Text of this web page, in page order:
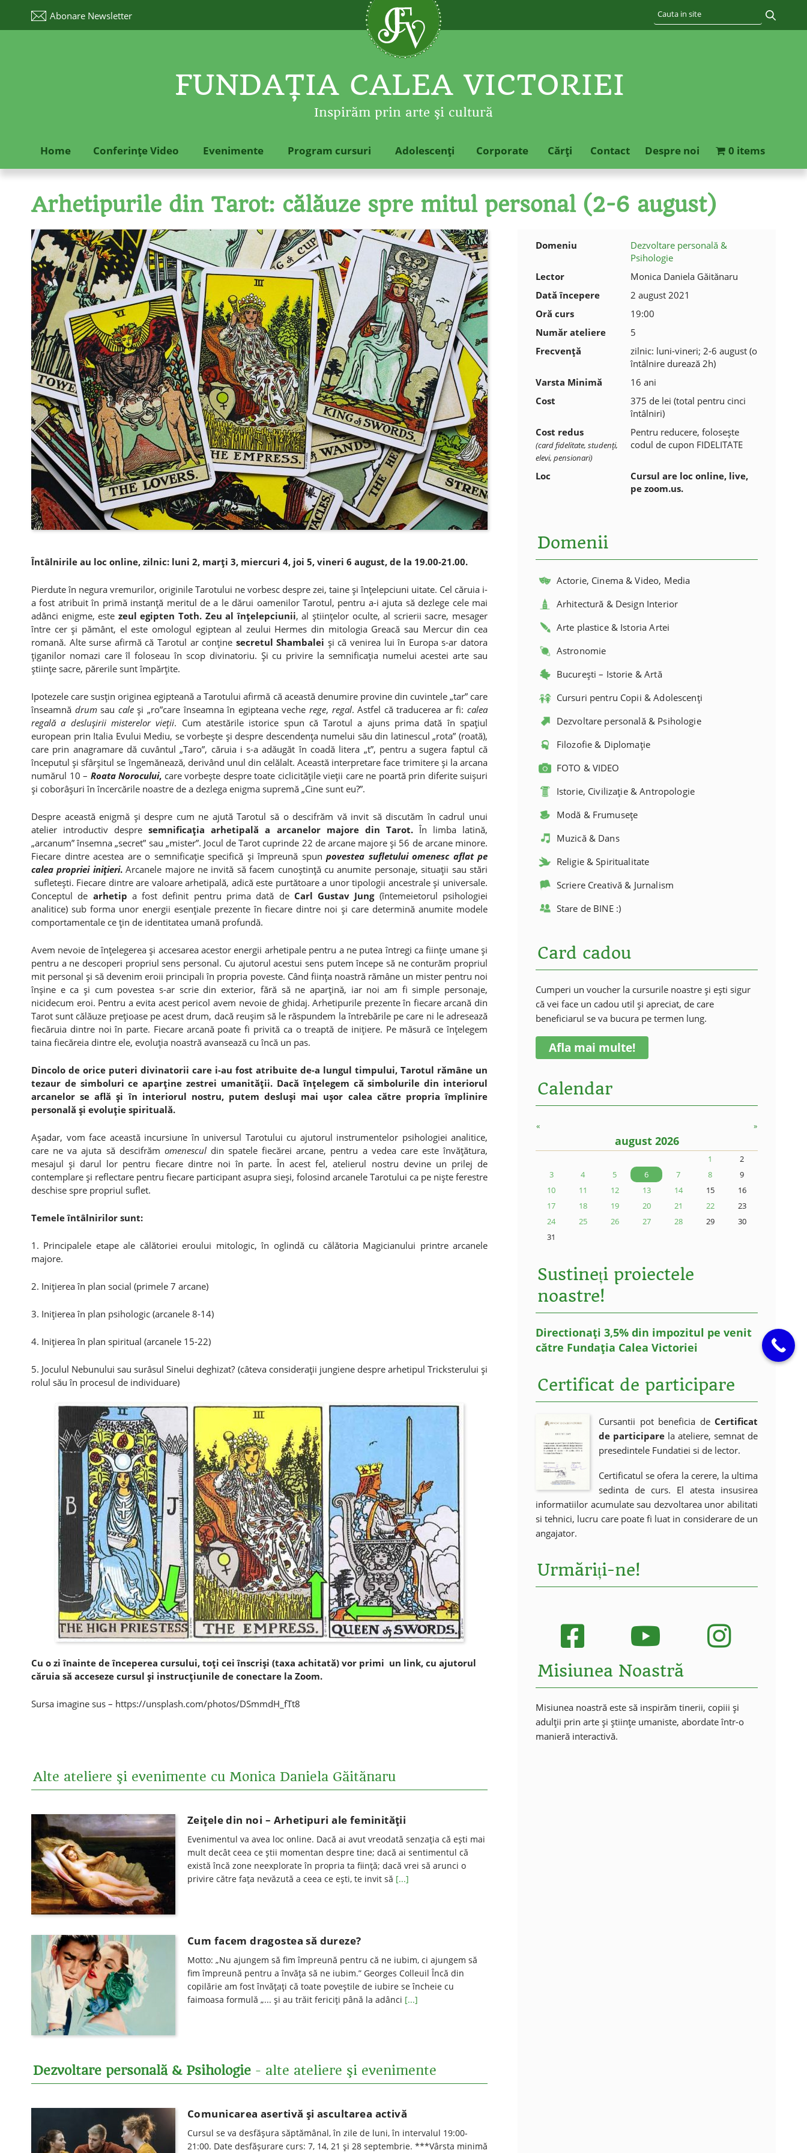
Abonare Newsletter
FUNDAŢIA CALEA VICTORIEI
Inspirăm prin arte şi cultură
Home Conferinţe Video Evenimente Program cursuri Adolescenţi Corporate Cărţi Contact Despre noi 0 items
Arhetipurile din Tarot: călăuze spre mitul personal (2-6 august)
Întâlnirile au loc online, zilnic: luni 2, marţi 3, miercuri 4, joi 5, vineri 6 august, de la 19.00-21.00.
Pierdute în negura vremurilor, originile Tarotului ne vorbesc despre zei, taine şi înţelepciuni uitate. Cel căruia i-
a fost atribuit în primă instanţă meritul de a le dărui oamenilor Tarotul, pentru a-i ajuta să dezlege cele mai
adânci enigme, este zeul egipten Toth. Zeu al înţelepciunii, al ştiinţelor oculte, al scrierii sacre, mesager
între cer şi pământ, el este omologul egiptean al zeului Hermes din mitologia Greacă sau Mercur din cea
romană. Alte surse afirmă că Tarotul ar conţine secretul Shambalei şi că venirea lui în Europa s-ar datora
ţiganilor nomazi care îl foloseau în scop divinatoriu. Şi cu privire la semnificaţia numelui acestei arte sau
ştiinţe sacre, părerile sunt împărţite.
Ipotezele care susţin originea egipteană a Tarotului afirmă că această denumire provine din cuvintele „tar” care
înseamnă drumsau caleşi „ro”care înseamna în egipteana veche rege, regal. Astfel că traducerea ar fi:calea
regală a desluşirii misterelor vieţii. Cum atestările istorice spun că Tarotul a ajuns prima dată în spaţiul
european prin Italia Evului Mediu, se vorbeşte şi despre descendenţa numelui său din latinescul „rota” (roată),
care prin anagramare dă cuvântul „Taro”, căruia i s-a adăugăt în coadă litera „t”, pentru a sugera faptul că
începutul şi sfârşitul se îngemănează, derivând unul din celălalt. Această interpretare face trimitere şi la arcana
numărul 10 – Roata Norocului, care vorbeşte despre toate ciclicităţile vieţii care ne poartă prin diferite suişuri
şi coborâşuri în încercările noastre de a dezlega enigma supremă „Cine sunt eu?”.
Despre această enigmă şi despre cum ne ajută Tarotul să o descifrăm vă invit să discutăm în cadrul unui
atelier introductiv despresemnificaţia arhetipală a arcanelor majore din Tarot.În limba latină,
„arcanum” însemna „secret” sau „mister”. Jocul de Tarot cuprinde 22 de arcane majore şi 56 de arcane minore.
Fiecare dintre acestea are o semnificaţie specifică şi împreună spun povestea sufletului omenesc aflat pe
calea propriei iniţieri.Arcanele majore ne invită să facem cunoştinţă cu anumite personaje, situaţii sau stări
sufleteşti. Fiecare dintre are valoare arhetipală, adică este purtătoare a unor tipologii ancestrale şi universale.
Conceptul de arhetip a fost definit pentru prima dată de Carl Gustav Jung(întemeietorul psihologiei
analitice) sub forma unor energii esenţiale prezente în fiecare dintre noi şi care determină anumite modele
comportamentale ce ţin de identitatea umană profundă.
Avem nevoie de înţelegerea şi accesarea acestor energii arhetipale pentru a ne putea întregi ca fiinţe umane şi
pentru a ne descoperi propriul sens personal. Cu ajutorul acestui sens putem începe să ne conturăm propriul
mit personal şi să devenim eroii principali în propria poveste. Când fiinţa noastră rămâne un mister pentru noi
înşine e ca şi cum povestea s-ar scrie din exterior, fără să ne aparţină, iar noi am fi simple personaje,
nicidecum eroi. Pentru a evita acest pericol avem nevoie de ghidaj. Arhetipurile prezente în fiecare arcană din
Tarot sunt călăuze preţioase pe acest drum, dacă reuşim să le răspundem la întrebările pe care ni le adresează
fiecăruia dintre noi în parte. Fiecare arcană poate fi privită ca o treaptă de iniţiere. Pe măsură ce înţelegem
taina fiecăreia dintre ele, evoluţia noastră avansează cu încă un pas.
Dincolo de orice puteri divinatorii care i-au fost atribuite de-a lungul timpului, Tarotul rămâne un
tezaur de simboluri ce aparţine zestrei umanităţii. Dacă înţelegem că simbolurile din interiorul
arcanelor se află şi în interiorul nostru, putem desluşi mai uşor calea către propria împlinire
personală şi evoluţie spirituală.
Aşadar, vom face această incursiune în universul Tarotului cu ajutorul instrumentelor psihologiei analitice,
care ne va ajuta să descifrăm omenescul din spatele fiecărei arcane, pentru a vedea care este învăţătura,
mesajul şi darul lor pentru fiecare dintre noi în parte. În acest fel, atelierul nostru devine un prilej de
contemplare şi reflectare pentru fiecare participant asupra sieşi, folosind arcanele Tarotului ca pe nişte ferestre
deschise spre propriul suflet.
Temele întâlnirilor sunt:
1. Principalele etape ale călătoriei eroului mitologic, în oglindă cu călătoria Magicianului printre arcanele
majore.
2. Iniţierea în plan social (primele 7 arcane)
3. Iniţierea în plan psihologic (arcanele 8-14)
4. Iniţierea în plan spiritual (arcanele 15-22)
5. Joculul Nebunului sau surâsul Sinelui deghizat? (câteva consideraţii jungiene despre arhetipul Tricksterului şi
rolul său în procesul de individuare)
Cu o zi înainte de începerea cursului, toţi cei înscrişi (taxa achitată) vor primi un link, cu ajutorul
căruia să acceseze cursul şi instrucţiunile de conectare la Zoom.
Sursa imagine sus – https://unsplash.com/photos/DSmmdH_fTt8
Alte ateliere şi evenimente cu Monica Daniela Găitănaru
Zeițele din noi – Arhetipuri ale feminităţii
Evenimentul va avea loc online. Dacă ai avut vreodată senzaţia că eşti mai
mult decât ceea ce ştii momentan despre tine; dacă ai sentimentul că
există încă zone neexplorate în propria ta fiinţă; dacă vrei să arunci o
privire către faţa nevăzută a ceea ce eşti, te invit să [...]
Cum facem dragostea să dureze?
Motto: „Nu ajungem să fim împreună pentru că ne iubim, ci ajungem să
fim împreună pentru a învăţa să ne iubim.” Georges Colleuil Încă din
copilărie am fost învăţaţi că toate poveştile de iubire se încheie cu
faimoasa formulă „... şi au trăit fericiţi până la adânci [...]
Dezvoltare personală & Psihologie - alte ateliere şi evenimente
Comunicarea asertivă și ascultarea activă
Cursul se va desfăşura săptămânal, în zile de luni, în intervalul 19:00-
21:00. Date desfăşurare curs: 7, 14, 21 și 28 septembrie. ***Vârsta minimă
Domeniu
Dezvoltare personală &
Psihologie
Lector
Monica Daniela Găitănaru
Dată începere
2 august 2021
Oră curs
19:00
Număr ateliere
5
Frecvenţă
zilnic: luni-vineri; 2-6 august (o
întâlnire durează 2h)
Varsta Minimă
16 ani
Cost
375 de lei (total pentru cinci
întâlniri)
Cost redus
(card fidelitate, studenţi,
elevi, pensionari)
Pentru reducere, folosește
codul de cupon FIDELITATE
Loc
Cursul are loc online, live,
pe zoom.us.
Domenii
Actorie, Cinema & Video, Media
Arhitectură & Design Interior
Arte plastice & Istoria Artei
Astronomie
București – Istorie & Artă
Cursuri pentru Copii & Adolescenți
Dezvoltare personală & Psihologie
Filozofie & Diplomație
FOTO & VIDEO
Istorie, Civilizație & Antropologie
Modă & Frumusețe
Muzică & Dans
Religie & Spiritualitate
Scriere Creativă & Jurnalism
Stare de BINE :)
Card cadou
Cumperi un voucher la cursurile noastre și ești sigur
că vei face un cadou util și apreciat, de care
beneficiarul se va bucura pe termen lung.
Afla mai multe!
Calendar
« »
august 2026
1
2
3
4 5 6 7 8
9
10
11 12 13 14 15
16
17
18 19 20 21 22
23
24
25 26 27 28 29
30
31
Sustineți proiectele
noastre!
Directionați 3,5% din impozitul pe venit
către Fundația Calea Victoriei
Certificat de participare
Cursantii pot beneficia de Certificat
de participare la ateliere, semnat de
presedintele Fundatiei si de lector.
Certificatul se ofera la cerere, la ultima
sedinta de curs. El atesta insusirea
informatiilor acumulate sau dezvoltarea unor abilitati
si tehnici, lucru care poate fi luat in considerare de un
angajator.
Urmăriți-ne!
Misiunea Noastră
Misiunea noastră este să inspirăm tinerii, copiii și
adulții prin arte și științe umaniste, abordate într-o
manieră interactivă.